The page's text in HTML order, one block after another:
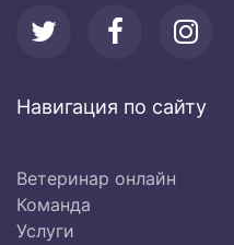
Навигация по сайту
Ветеринар онлайн
Команда
Услуги